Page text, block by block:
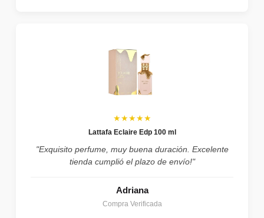
★★★★★
Lattafa Eclaire Edp 100 ml
"Exquisito perfume, muy buena duración. Excelente
tienda cumplió el plazo de envío!"
Adriana
Compra Verificada